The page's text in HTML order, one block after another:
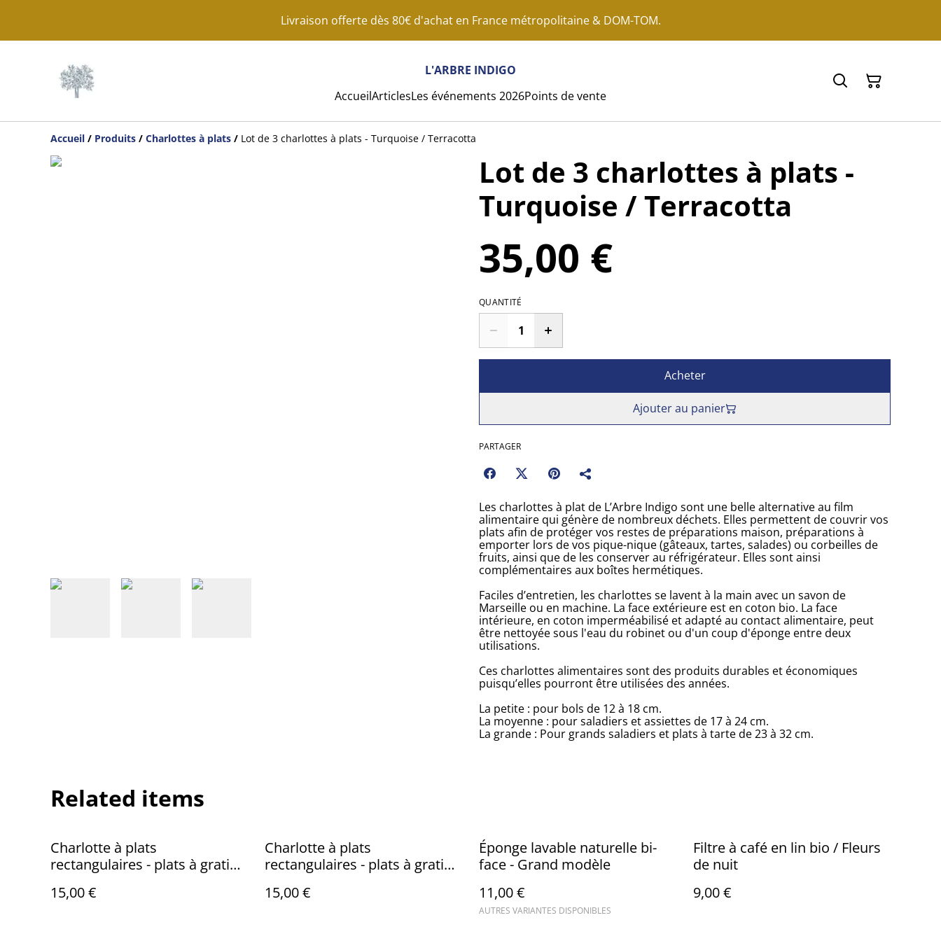
Livraison offerte dès 80€ d'achat en France métropolitaine & DOM-TOM.
L'ARBRE INDIGO
AccueilArticlesLes événements 2026Points de vente
Accueil / Produits / Charlottes à plats / Lot de 3 charlottes à plats - Turquoise / Terracotta
Lot de 3 charlottes à plats -
Turquoise / Terracotta
35,00 €
QUANTITÉ
Acheter
Ajouter au panier
PARTAGER
Les charlottes à plat de L’Arbre Indigo sont une belle alternative au film
alimentaire qui génère de nombreux déchets. Elles permettent de couvrir vos
plats afin de protéger vos restes de préparations maison, préparations à
emporter lors de vos pique-nique (gâteaux, tartes, salades) ou corbeilles de
fruits, ainsi que de les conserver au réfrigérateur. Elles sont ainsi
complémentaires aux boîtes hermétiques.
Faciles d’entretien, les charlottes se lavent à la main avec un savon de
Marseille ou en machine. La face extérieure est en coton bio. La face
intérieure, en coton imperméabilisé et adapté au contact alimentaire, peut
être nettoyée sous l'eau du robinet ou d'un coup d'éponge entre deux
utilisations.
Ces charlottes alimentaires sont des produits durables et économiques
puisqu’elles pourront être utilisées des années.
La petite : pour bols de 12 à 18 cm.
La moyenne : pour saladiers et assiettes de 17 à 24 cm.
La grande : Pour grands saladiers et plats à tarte de 23 à 32 cm.
Related items
Charlotte à plats
rectangulaires - plats à gratin /
15,00 €
Charlotte à plats
rectangulaires - plats à gratin /
15,00 €
Éponge lavable naturelle bi-
face - Grand modèle
11,00 €
AUTRES VARIANTES DISPONIBLES
Filtre à café en lin bio / Fleurs
de nuit
9,00 €